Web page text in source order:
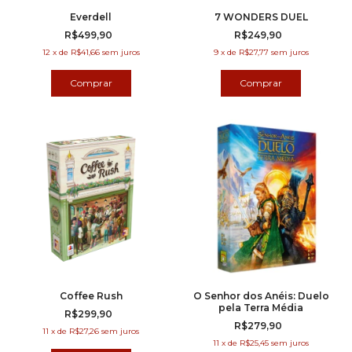
Everdell
R$499,90
12 x de R$41,66 sem juros
7 WONDERS DUEL
R$249,90
9 x de R$27,77 sem juros
Coffee Rush
R$299,90
11 xde R$27,26 sem juros
O Senhor dos Anéis: Duelo
pela Terra Média
R$279,90
11 xde R$25,45 sem juros